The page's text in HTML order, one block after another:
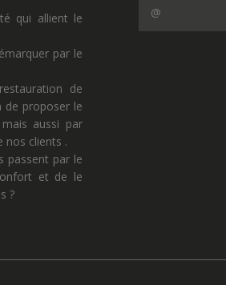
qui allient le
par le
de
de proposer le
aussi par
nos clients .
passent par le
et de le
?